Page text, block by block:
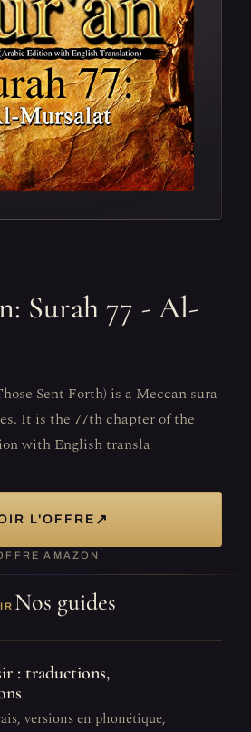
Surah 77 - Al-
Sent Forth) is a Meccan sura
It is the 77th chapter of the
with English transla
L'OFFRE ↗
AMAZON
Nos guides
: traductions,
versions en phonétique,